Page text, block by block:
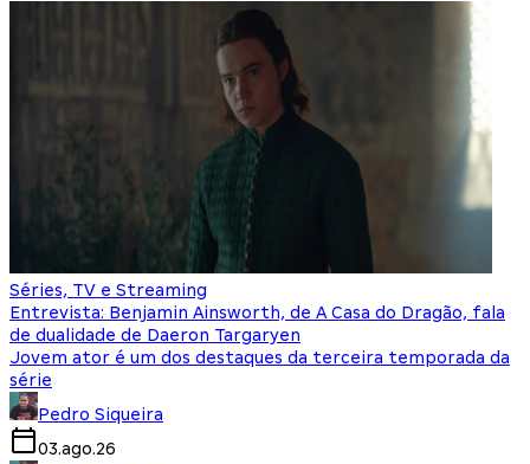
Séries, TV e Streaming
Entrevista: Benjamin Ainsworth, de A Casa do Dragão, fala
de dualidade de Daeron Targaryen
Jovem ator é um dos destaques da terceira temporada da
série
Pedro Siqueira
03.ago.26